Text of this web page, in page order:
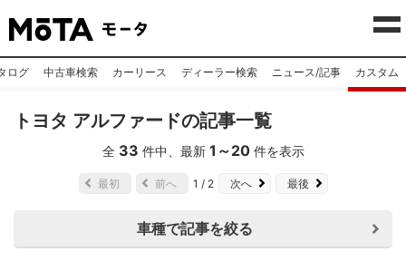
ログ 中古車検索 カーリース ディーラー検索 ニュース/記事 カスタム
トヨタ アルファードの記事一覧
車種で記事を絞る
全 33 件中、最新 1 ～20件を表示
最初 前へ 1 / 2 次へ 最後